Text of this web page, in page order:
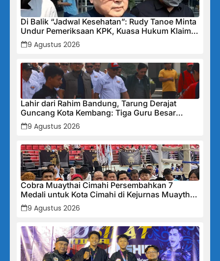
Di Balik “Jadwal Kesehatan”: Rudy Tanoe Minta
Undur Pemeriksaan KPK, Kuasa Hukum Klaim
Kooperatif Meski Status Tersangka Mengintai
9 Agustus 2026
Lahir dari Rahim Bandung, Tarung Derajat
Guncang Kota Kembang: Tiga Guru Besar
Hadirkan Semangat Baru, Linmas Dijadikan
Garda Keamanan Terlatih
9 Agustus 2026
Cobra Muaythai Cimahi Persembahkan 7
Medali untuk Kota Cimahi di Kejurnas Muaythai
Indonesia 2026
9 Agustus 2026